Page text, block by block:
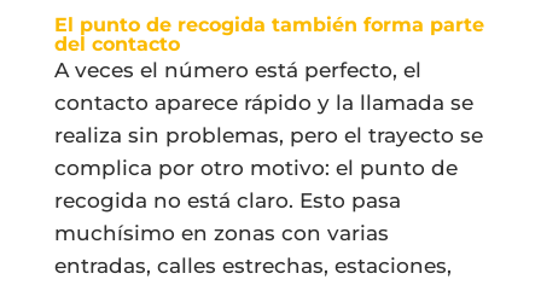
El punto de recogida también forma parte
del contacto
A veces el número está perfecto, el
contacto aparece rápido y la llamada se
realiza sin problemas, pero el trayecto se
complica por otro motivo: el punto de
recogida no está claro. Esto pasa
muchísimo en zonas con varias
entradas, calles estrechas, estaciones,